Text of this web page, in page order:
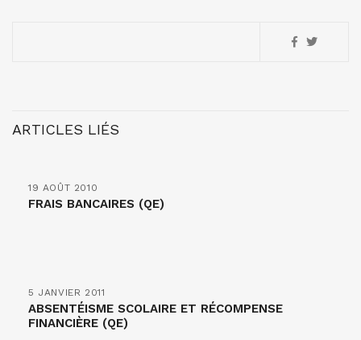
ARTICLES LIÉS
19 AOÛT 2010
FRAIS BANCAIRES (QE)
5 JANVIER 2011
ABSENTÉISME SCOLAIRE ET RÉCOMPENSE
FINANCIÈRE (QE)